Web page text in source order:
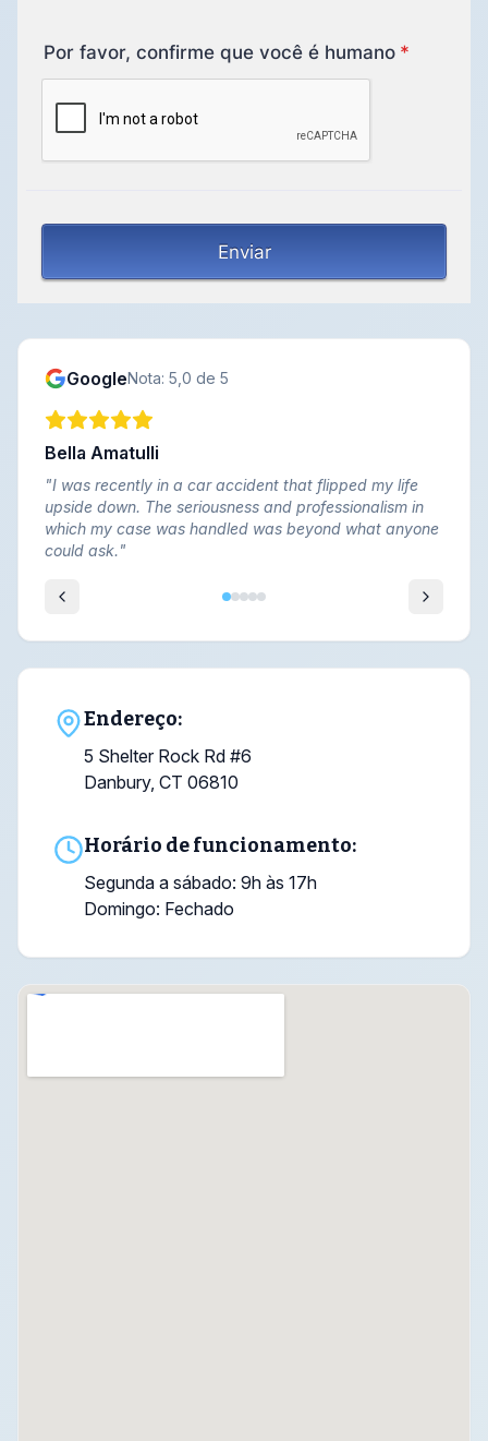
GoogleNota: 5,0 de 5
Bella Amatulli
"I was recently in a car accident that flipped my life
upside down. The seriousness and professionalism in
which my case was handled was beyond what anyone
could ask."
Endereço:
5 Shelter Rock Rd #6
Danbury, CT 06810
Horário de funcionamento:
Segunda a sábado: 9h às 17h
Domingo: Fechado